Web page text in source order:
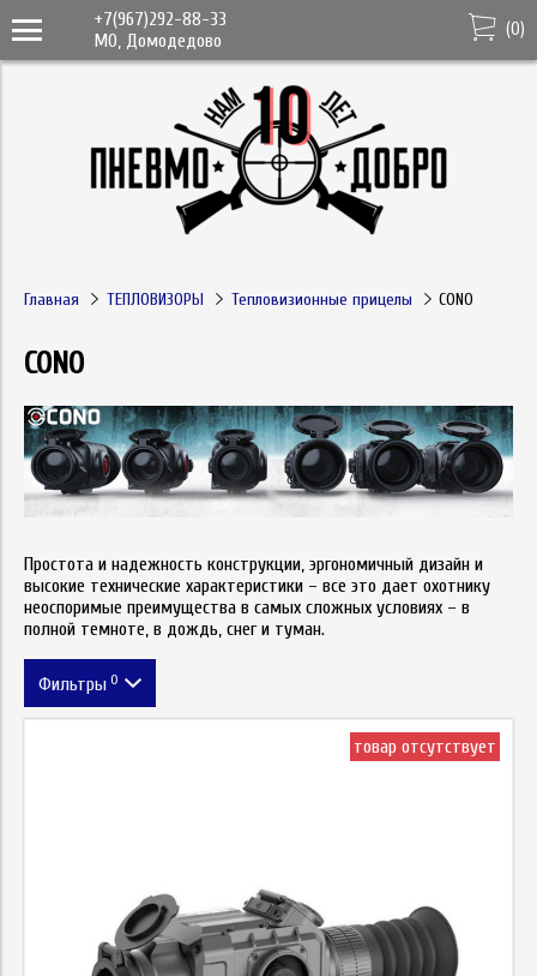
+7(967)292-88-33
МО, Домодедово
(0)
Главная ТЕПЛОВИЗОРЫ Тепловизионные прицелы CONO
CONO
Простота и надежность конструкции, эргономичный дизайн и
высокие технические характеристики – все это дает охотнику
неоспоримые преимущества в самых сложных условиях – в
полной темноте, в дождь, снег и туман.
Фильтры 0
товар отсутствует